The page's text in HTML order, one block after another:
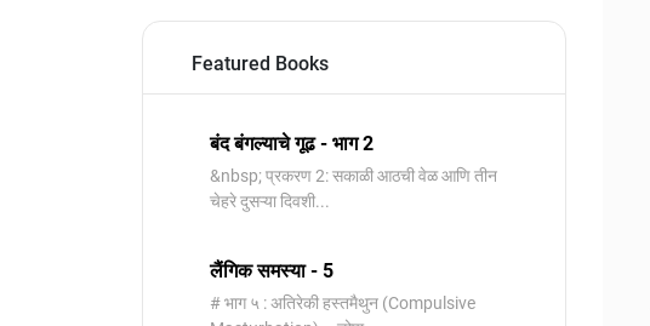
Featured Books
बंद बंगल्याचे गूढ - भाग 2
&nbsp; प्रकरण 2: सकाळी आठची वेळ आणि तीन
चेहरे दुसऱ्या दिवशी...
लैंगिक समस्या - 5
# भाग ५ : अतिरेकी हस्तमैथुन (Compulsive